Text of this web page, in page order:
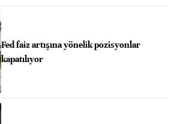
Fed faiz artışına yönelik pozisyonlar
kapatılıyor